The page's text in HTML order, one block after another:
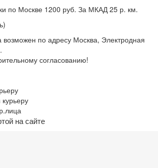
по Москве 1200 руб. За МКАД 25 р. км.
по адресу Москва, Электродная
согласованию!
на сайте